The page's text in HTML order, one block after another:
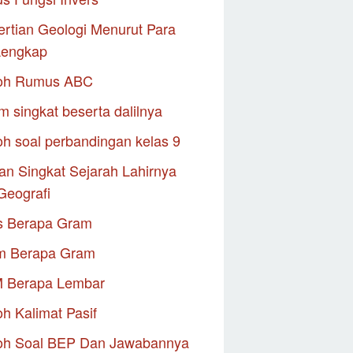
Geologi Menurut Para
Rumus ABC
singkat beserta dalilnya
soal perbandingan kelas 9
Singkat Sejarah Lahirnya
Berapa Gram
Berapa Gram
Berapa Lembar
Kalimat Pasif
Soal BEP Dan Jawabannya